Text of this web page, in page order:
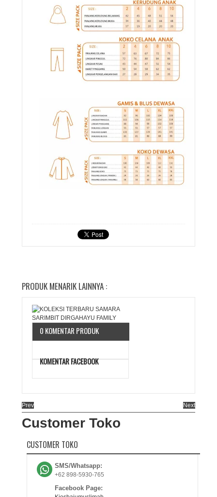
PRODUK MENARIK LAINNYA :
0 KOMENTAR PRODUK
KOMENTAR FACEBOOK
Prev Next
Customer Toko
CUSTOMER TOKO
SMS/Whatsapp:
+62 898-5930-765
Facebook Page: